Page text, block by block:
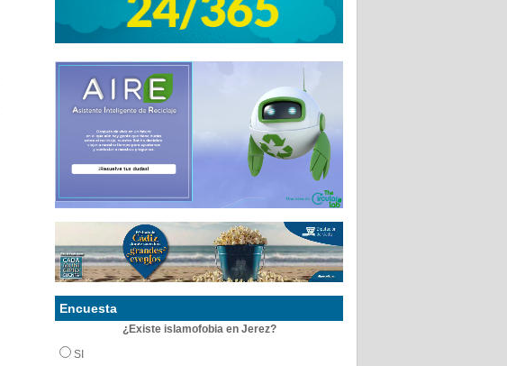
Encuesta
¿Existe islamofobia en Jerez?
SI